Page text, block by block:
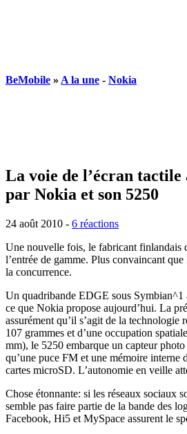
BeMobile » A la une - Nokia
La voie de l’écran tactile
par Nokia et son 5250
24 août 2010 - 6 réactions
Une nouvelle fois, le fabricant finlandais
l’entrée de gamme. Plus convaincant
la concurrence.
Un quadribande EDGE sous Symbian^1
ce que Nokia propose aujourd’hui. La
assurément qu’il s’agit de la technologie
107 grammes et d’une occupation
mm), le 5250 embarque un capteur
qu’une puce FM et une mémoire interne
cartes microSD. L’autonomie en veille
Chose étonnante: si les réseaux sociaux
semble pas faire partie de la bande des
Facebook, Hi5 et MySpace assurent le